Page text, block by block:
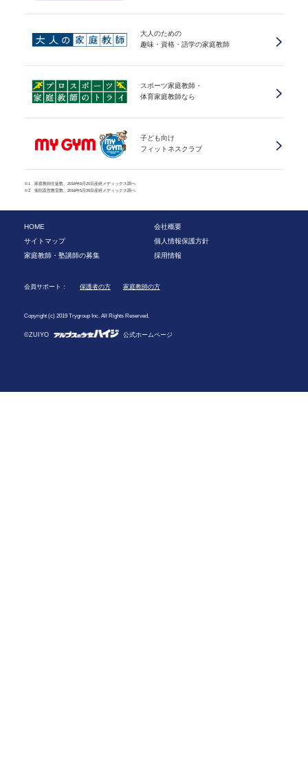
大人のための
趣味・資格・語学の家庭教師
スポーツ家庭教師・
体育家庭教師なら
子ども向け
フィットネスクラブ
※1 家庭教師生徒数、2016年5月20日産經メディックス調べ
※2 個別直営教室数、2016年5月20日産經メディックス調べ
HOME
会社概要
サイトマップ
個人情報保護方針
家庭教師・塾講師の募集
採用情報
会員サポート： 保護者の方 家庭教師の方
Copyright (c) 2019 Trygroup Inc. All Rights Reserved.
©ZUIYO 公式ホームページ